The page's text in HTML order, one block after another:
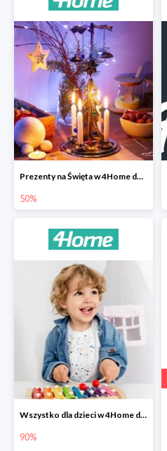
Prezenty na Święta w 4Home do -50%
50%
Wszystko dla dzieci w 4Home do -90%
90%